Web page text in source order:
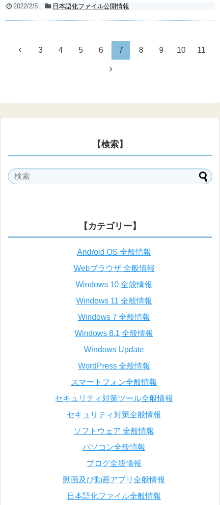
2022/2/5 日本語化ファイル公開情報
3 4 5 6 7 8 9 10 11
【検索】
【カテゴリー】
Android OS 全般情報
Webブラウザ 全般情報
Windows 10 全般情報
Windows 11 全般情報
Windows 7 全般情報
Windows 8.1 全般情報
Windows Update
WordPress 全般情報
スマートフォン全般情報
セキュリティ対策ツール全般情報
セキュリティ対策全般情報
ソフトウェア 全般情報
パソコン全般情報
ブログ全般情報
動画及び動画アプリ全般情報
日本語化ファイル全般情報